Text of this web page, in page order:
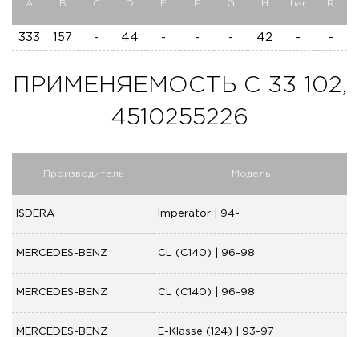
A B C D E F G H bar R
333 157 - 44 - - - 42 - -
ПРИМЕНЯЕМОСТЬ C 33 102,
4510255226
Производитель Модель
ISDERA Imperator | 94-
MERCEDES-BENZ CL (C140) | 96-98
MERCEDES-BENZ CL (C140) | 96-98
MERCEDES-BENZ E-Klasse (124) | 93-97